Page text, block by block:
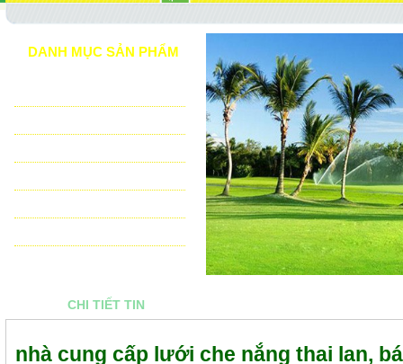
DANH MỤC SẢN PHẨM
CHI TIẾT TIN
nhà cung cấp lưới che nắng thai lan,